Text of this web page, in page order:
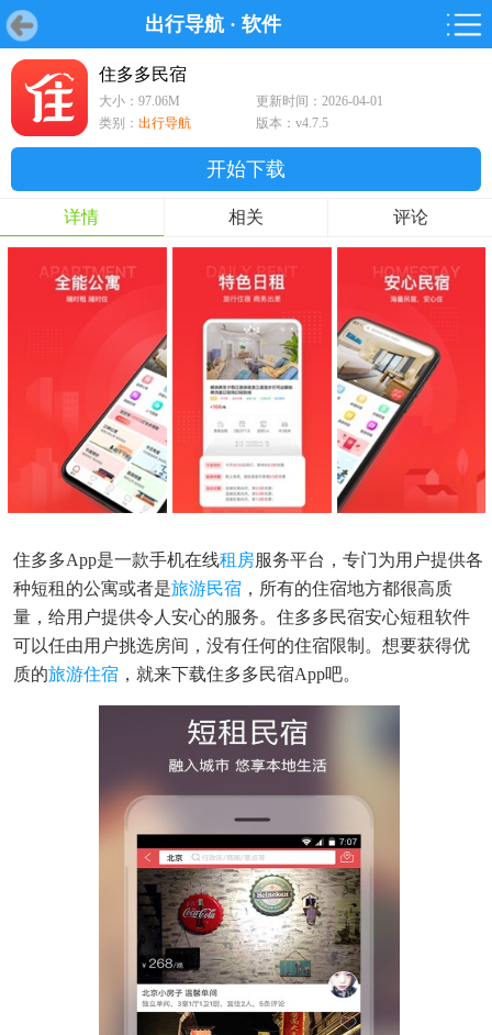
出行导航 · 软件
首页 游戏
首页 游戏 软件 鸿蒙
游戏
鸿蒙
软件
住多多民宿
大小：97.06M
更新时间：2026-04-01
类别： 出行导航 版本：v4.7.5
开始下载
详情 相关 评论
住多多app是一款手机在线租房服务平台，专门为用户提供各
种短租的公寓或者是旅游民宿 ，所有的住宿地方都很高质
量，给用户提供令人安心的服务。住多多民宿安心短租软件
可以任由用户挑选房间，没有任何的住宿限制。想要获得优
质的旅游住宿 ，就来下载住多多民宿app吧。